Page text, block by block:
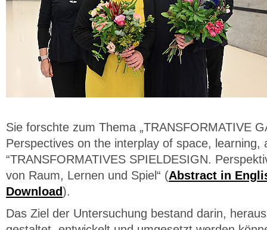
Sie forschte zum Thema „TRANSFORMATIVE
Perspectives on the interplay of space, learning,
“TRANSFORMATIVES SPIELDESIGN.
von Raum, Lernen und Spiel“ (Abstract in
Download).
Das Ziel der Untersuchung bestand darin,